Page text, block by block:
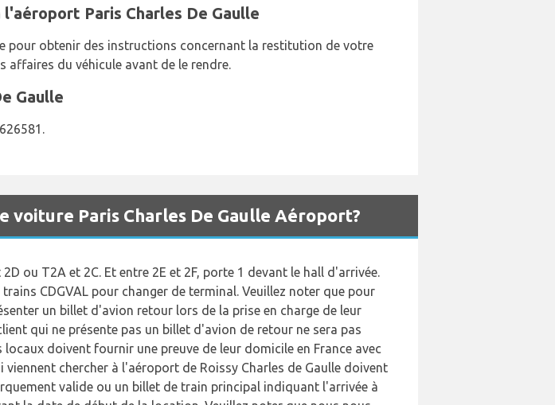
Paris Charles De Gaulle
pour obtenir des instructions concernant la restitution de votre
affaires du véhicule avant de le rendre.
Gaulle
voiture Paris Charles De Gaulle Aéroport?
ou T2A et 2C. Et entre 2E et 2F, porte 1 devant le hall d'arrivée.
CDGVAL pour changer de terminal. Veuillez noter que pour
un billet d'avion retour lors de la prise en charge de leur
qui ne présente pas un billet d'avion de retour ne sera pas
doivent fournir une preuve de leur domicile en France avec
chercher à l'aéroport de Roissy Charles de Gaulle doivent
valide ou un billet de train principal indiquant l'arrivée à